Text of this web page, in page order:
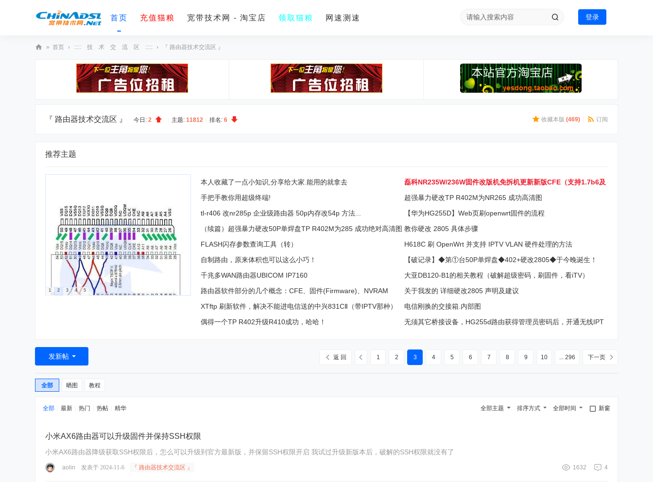
首页 充值猫粮 宽带技术网 - 淘宝店 领取猫粮 网速测速 登录
» 首页 › ::::: 技 术 交 流 区 ::::: › 『 路由器技术交流区 』
收藏本版 (469) 订阅
『 路由器技术交流区 』 今日: 2 主题: 11812 排名: 6
推荐主题
1 2 3 4 5
本人收藏了一点小知识,分享给大家.能用的就拿去
磊科NR235W/236W固件改版机免拆机更新新版CFE（支持1.7b6及
1.7正式版）
手把手教你用超级终端!
超强暴力硬改TP R402M为NR265 成功高清图
tl-r406 改nr285p 企业级路由器 50p内存改54p 方法...
【华为HG255D】Web页刷openwrt固件的流程
（续篇）超强暴力硬改50P单焊盘TP R402M为285 成功绝对高清图 教你硬改 2805 具体步骤
FLASH闪存参数查询工具（转）
H618C 刷 OpenWrt 并支持 IPTV VLAN 硬件处理的方法
自制路由，原来体积也可以这么小巧！
【破记录】◆第①台50P单焊盘◆402+硬改2805◆于今晚诞生！
千兆多WAN路由器UBICOM IP7160
大亚DB120-B1的相关教程（破解超级密码，刷固件，看iTV）
路由器软件部分的几个概念：CFE、固件(Firmware)、NVRAM
关于我发的 详细硬改2805 声明及建议
XTftp 刷新软件，解决不能进电信送的中兴831CⅡ（带IPTV那种）
电信刚换的交接箱.内部图
偶得一个TP R402升级R410成功，哈哈！
无须其它桥接设备，HG255d路由获得管理员密码后，开通无线IPT
1 2 3 4 5 6 7 8 9 10 ... 296 下一页
返 回
发新帖
全部 晒图 教程
新窗
全部时间
排序方式
全部主题
全部 最新 热门 热帖 精华
小米AX6路由器可以升级固件并保持SSH权限
小米AX6路由器降级获取SSH权限后，怎么可以升级到官方最新版，并保留SSH权限开启 我试过升级新版本后，破解的SSH权限就没有了
4
1632
aolin 发表于 2024-11-6 『 路由器技术交流区 』